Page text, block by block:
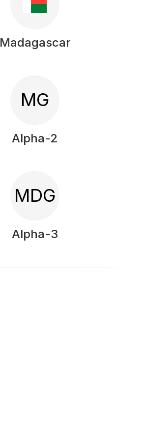
Madagascar
MG
Alpha-2
MDG
Alpha-3